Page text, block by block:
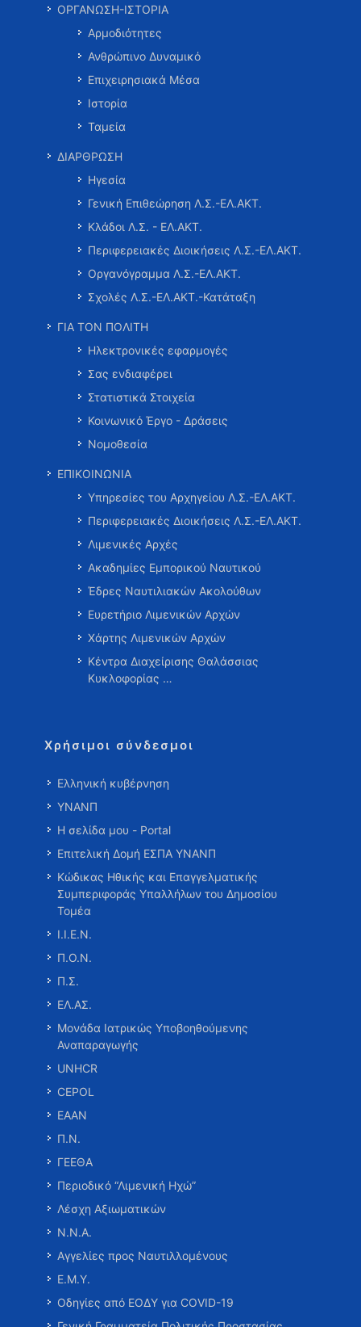
ΟΡΓΑΝΩΣΗ-ΙΣΤΟΡΙΑ
Αρμοδιότητες
Ανθρώπινο Δυναμικό
Επιχειρησιακά Μέσα
Ιστορία
Ταμεία
ΔΙΑΡΘΡΩΣΗ
Ηγεσία
Γενική Επιθεώρηση Λ.Σ.-ΕΛ.ΑΚΤ.
Κλάδοι Λ.Σ. - ΕΛ.ΑΚΤ.
Περιφερειακές Διοικήσεις Λ.Σ.-ΕΛ.ΑΚΤ.
Οργανόγραμμα Λ.Σ.-ΕΛ.ΑΚΤ.
Σχολές Λ.Σ.-ΕΛ.ΑΚΤ.-Κατάταξη
ΓΙΑ ΤΟΝ ΠΟΛΙΤΗ
Ηλεκτρονικές εφαρμογές
Σας ενδιαφέρει
Στατιστικά Στοιχεία
Κοινωνικό Έργο - Δράσεις
Νομοθεσία
ΕΠΙΚΟΙΝΩΝΙΑ
Υπηρεσίες του Αρχηγείου Λ.Σ.-ΕΛ.ΑΚΤ.
Περιφερειακές Διοικήσεις Λ.Σ.-ΕΛ.ΑΚΤ.
Λιμενικές Αρχές
Ακαδημίες Εμπορικού Ναυτικού
Έδρες Ναυτιλιακών Ακολούθων
Ευρετήριο Λιμενικών Αρχών
Χάρτης Λιμενικών Αρχών
Κέντρα Διαχείρισης Θαλάσσιας
Κυκλοφορίας …
Χρήσιμοι σύνδεσμοι
Ελληνική κυβέρνηση
ΥΝΑΝΠ
Η σελίδα μου - Portal
Επιτελική Δομή ΕΣΠΑ ΥΝΑΝΠ
Κώδικας Ηθικής και Επαγγελματικής
Συμπεριφοράς Υπαλλήλων του Δημοσίου
Τομέα
Ι.Ι.Ε.Ν.
Π.Ο.Ν.
Π.Σ.
ΕΛ.ΑΣ.
Μονάδα Ιατρικώς Υποβοηθούμενης
Αναπαραγωγής
UNHCR
CEPOL
ΕΑΑΝ
Π.Ν.
ΓΕΕΘΑ
Περιοδικό “Λιμενική Ηχώ”
Λέσχη Αξιωματικών
Ν.Ν.Α.
Αγγελίες προς Ναυτιλλομένους
Ε.Μ.Υ.
Οδηγίες από ΕΟΔΥ για COVID-19